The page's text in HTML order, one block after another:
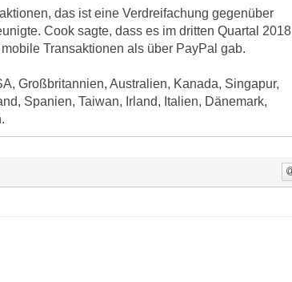
das ist eine Verdreifachung gegenüber
Cook sagte, dass es im dritten Quartal 2018
Transaktionen als über PayPal gab.
Großbritannien, Australien, Kanada, Singapur,
Spanien, Taiwan, Irland, Italien, Dänemark,